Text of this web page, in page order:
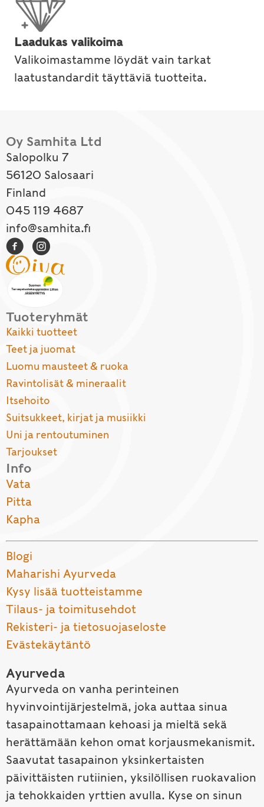
Laadukas valikoima
Valikoimastamme löydät vain tarkat
laatustandardit täyttäviä tuotteita.
Oy Samhita Ltd
Salopolku 7
56120 Salosaari
Finland
045 119 4687
info@samhita.fi
Tuoteryhmät
Kaikki tuotteet
Teet ja juomat
Luomu mausteet & ruoka
Ravintolisät & mineraalit
Itsehoito
Suitsukkeet, kirjat ja musiikki
Uni ja rentoutuminen
Tarjoukset
Info
Vata
Pitta
Kapha
Blogi
Maharishi Ayurveda
Kysy lisää tuotteistamme
Tilaus- ja toimitusehdot
Rekisteri- ja tietosuojaseloste
Evästekäytäntö
Ayurveda
Ayurveda on vanha perinteinen
hyvinvointijärjestelmä, joka auttaa sinua
tasapainottamaan kehoasi ja mieltä sekä
herättämään kehon omat korjausmekanismit.
Saavutat tasapainon yksinkertaisten
päivittäisten rutiinien, yksilöllisen ruokavalion
ja tehokkaiden yrttien avulla. Kyse on sinun